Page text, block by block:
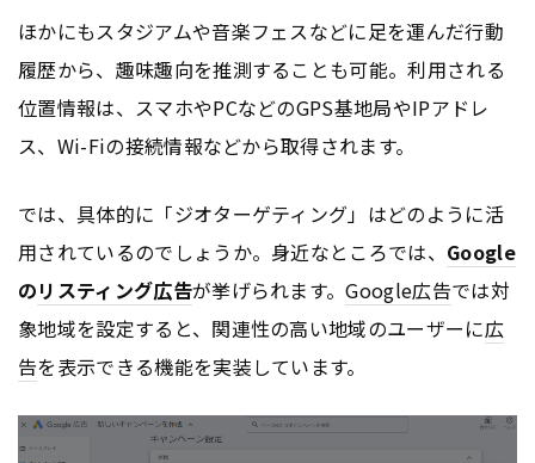
ほかにもスタジアムや音楽フェスなどに足を運んだ行動
履歴から、趣味趣向を推測することも可能。利用される
位置情報は、スマホやPCなどのGPS基地局やIPアドレ
ス、Wi-Fiの接続情報などから取得されます。
では、具体的に「ジオターゲティング」はどのように活
用されているのでしょうか。身近なところでは、 Google
のリスティング広告が挙げられます。Google広告では対
象地域を設定すると、関連性の高い地域のユーザーに広
告を表示できる機能を実装しています。